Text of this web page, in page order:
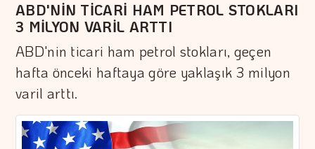
ABD'NİN TİCARİ HAM PETROL STOKLARI
3 MİLYON VARİL ARTTI
ABD'nin ticari ham petrol stokları, geçen
hafta önceki haftaya göre yaklaşık 3 milyon
varil arttı.